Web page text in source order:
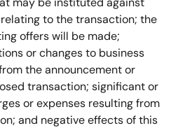
to the transaction; the
offers will be made;
or changes to business
the announcement or
transaction; significant or
or expenses resulting from
and negative effects of this